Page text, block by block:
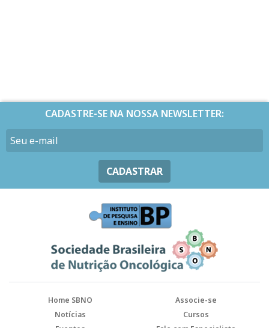
CADASTRE-SE NA NOSSA NEWSLETTER:
CADASTRAR
Home SBNO
Associe-se
Notícias
Cursos